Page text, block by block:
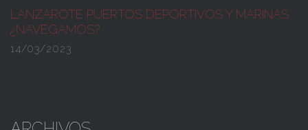
LANZAROTE PUERTOS DEPORTIVOS Y MARINAS
¿NAVEGAMOS?
14/03/2023